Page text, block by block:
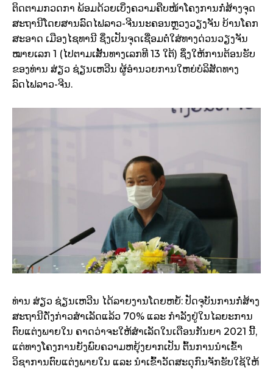
ຕິດຕາມກວດກາ ພ້ອມດ້ວຍເບິ່ງຄວາມຄືບໜ້າໂຄງການກໍ່ສ້າງຈຸດ
ສະຖານີໂດຍສານລົດໄຟລາວ-ຈີນນະຄອນຫຼວງວຽງຈັນ ບ້ານໂຄກ
ສະອາດ ເມືອງໄຊທານີ ຊຶ່ງເປັນຈຸດເຊື່ອມຕໍ່ໃສ່ທາງດ່ວນວຽງຈັນ
ໝາຍເລກ 1 (ໄປຕາມເສັ້ນທາງເລກທີ 13 ໃຕ້) ຊຶ່ງໃຫ້ການຕ້ອນຮັບ
ຂອງທ່ານ ສ່ຽວ ຊ່ຽນເຫວີນ ຜູ້ອຳນວຍການໃຫຍ່ບໍລິສັດທາງ
ລົດໄຟລາວ-ຈີນ.
ທ່ານ ສ່ຽວ ຊ່ຽນເຫວີນ ໄດ້ລາຍງານໂດຍຫຍໍ້: ປັດຈຸບັນການກໍ່ສ້າງ
ສະຖານີດັ່ງກ່າວສໍາເລັດແລ້ວ 70% ແລະ ກໍາລັງຢູ່ໃນໄລຍະການ
ຕົບແຕ່ງພາຍໃນ ຄາດວ່າຈະໃຫ້ສໍາເລັດໃນເດືອນກັນຍາ 2021 ນີ້,
ແຕ່ທາງໂຄງການຍັງພົບຄວາມຫຍຸ້ງຍາກເປັນ ຕົ້ນການນໍາເຂົ້າ
ວິຊາການຕົບແຕ່ງພາຍໃນ ແລະ ນໍາເຂົ້າວັດສະດຸກົນຈັກຮັບໃຊ້ໃຫ້